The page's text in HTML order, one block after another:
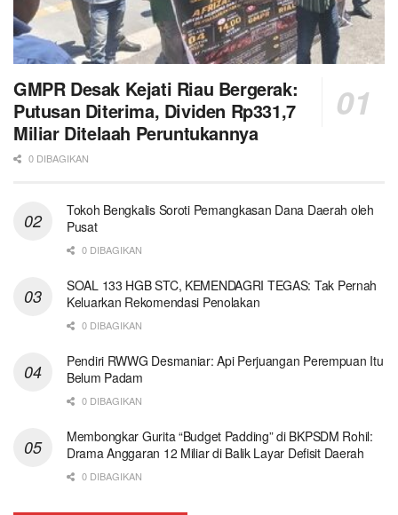
GMPR Desak Kejati Riau Bergerak:
Putusan Diterima, Dividen Rp331,7
Miliar Ditelaah Peruntukannya
0 DIBAGIKAN
Tokoh Bengkalis Soroti Pemangkasan Dana Daerah oleh
Pusat
0 DIBAGIKAN
SOAL 133 HGB STC, KEMENDAGRI TEGAS: Tak Pernah
Keluarkan Rekomendasi Penolakan
0 DIBAGIKAN
Pendiri RWWG Desmaniar: Api Perjuangan Perempuan Itu
Belum Padam
0 DIBAGIKAN
Membongkar Gurita “Budget Padding” di BKPSDM Rohil:
Drama Anggaran 12 Miliar di Balik Layar Defisit Daerah
0 DIBAGIKAN